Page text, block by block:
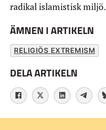
radikal islamistisk miljö.
ÄMNEN I ARTIKELN
RELIGIÖS EXTREMISM
DELA ARTIKELN